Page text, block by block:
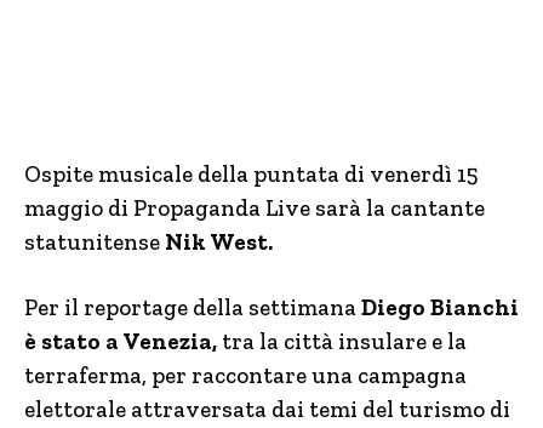
Ospite musicale della puntata di venerdì 15
maggio di Propaganda Live sarà la cantante
statunitense Nik West.
Per il reportage della settimanaDiego Bianchi
è stato a Venezia, tra la città insulare e la
terraferma, per raccontare una campagna
elettorale attraversata dai temi del turismo di